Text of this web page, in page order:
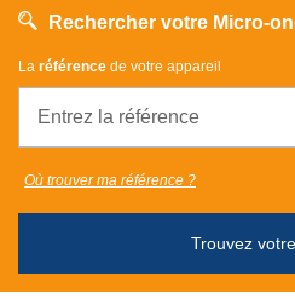
Rechercher votre Micro-
La référence de votre appareil
Trouvez
Où trouver ma référence ?